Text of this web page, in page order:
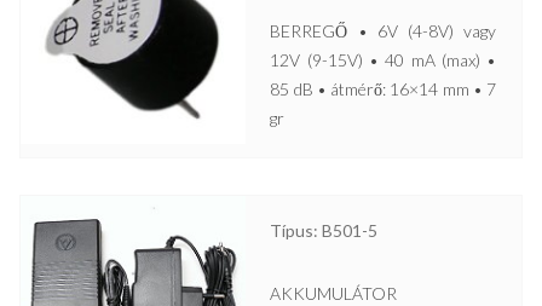
BERREGŐ • 6V (4-8V) vagy
12V (9-15V) • 40 mA (max) •
85 dB • átmérő: 16×14 mm • 7
gr
Típus: B501-5
AKKUMULÁTOR